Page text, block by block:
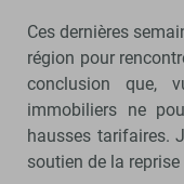
Ces dernières
région pour
conclusion que,
immobiliers ne
hausses tarifaires.
soutien de la